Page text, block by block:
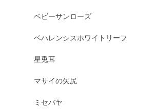
ベビーサンローズ
ベハレンシスホワイトリーフ
星兎耳
マサイの矢尻
ミセバヤ